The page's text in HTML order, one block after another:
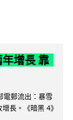
增長 靠
電郵流出：暴雪
長。《暗黑 4》